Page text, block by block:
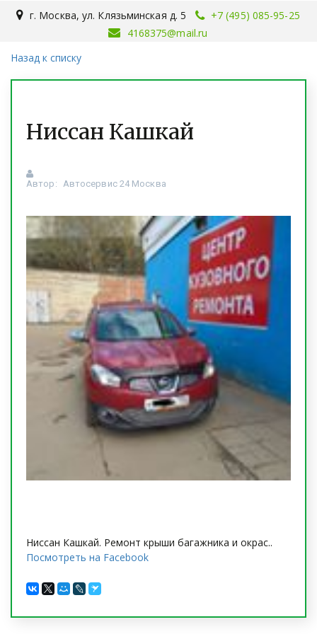
г. Москва,ул. Клязьминская д. 5
+7 (495) 085-95-25
4168375@mail.ru
Назад к списку
Ниссан Кашкай
Автор: Автосервис 24 Москва
Ниссан Кашкай. Ремонт крыши багажника и окрас..
Посмотреть на Facebook